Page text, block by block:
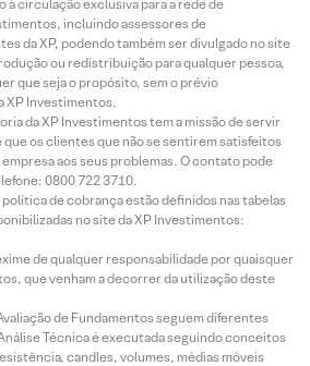
circulação exclusiva para a rede de
incluindo assessores de
da XP, podendo também ser divulgado no site
ou redistribuição para qualquer pessoa,
que seja o propósito, sem o prévio
XP Investimentos.
da XP Investimentos tem a missão de servir
os clientes que não se sentirem satisfeitos
aos seus problemas. O contato pode
0800 722 3710.
política de cobrança estão definidos nas tabelas
no site da XP Investimentos:
de qualquer responsabilidade por quaisquer
que venham a decorrer da utilização deste
de Fundamentos seguem diferentes
Técnica é executada seguindo conceitos
candles, volumes, médias móveis